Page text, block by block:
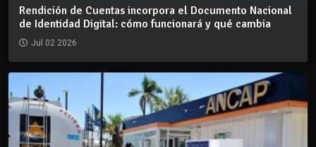
Rendición de Cuentas incorpora el Documento Nacional
de Identidad Digital: cómo funcionará y qué cambia
Jul 02 2026